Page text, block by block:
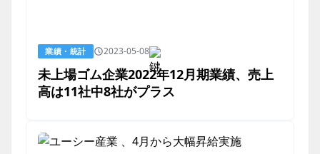
業績・統計 2023-05-08
未上場ゴム企業2022年12月期業績、売上
高は11社中8社がプラス